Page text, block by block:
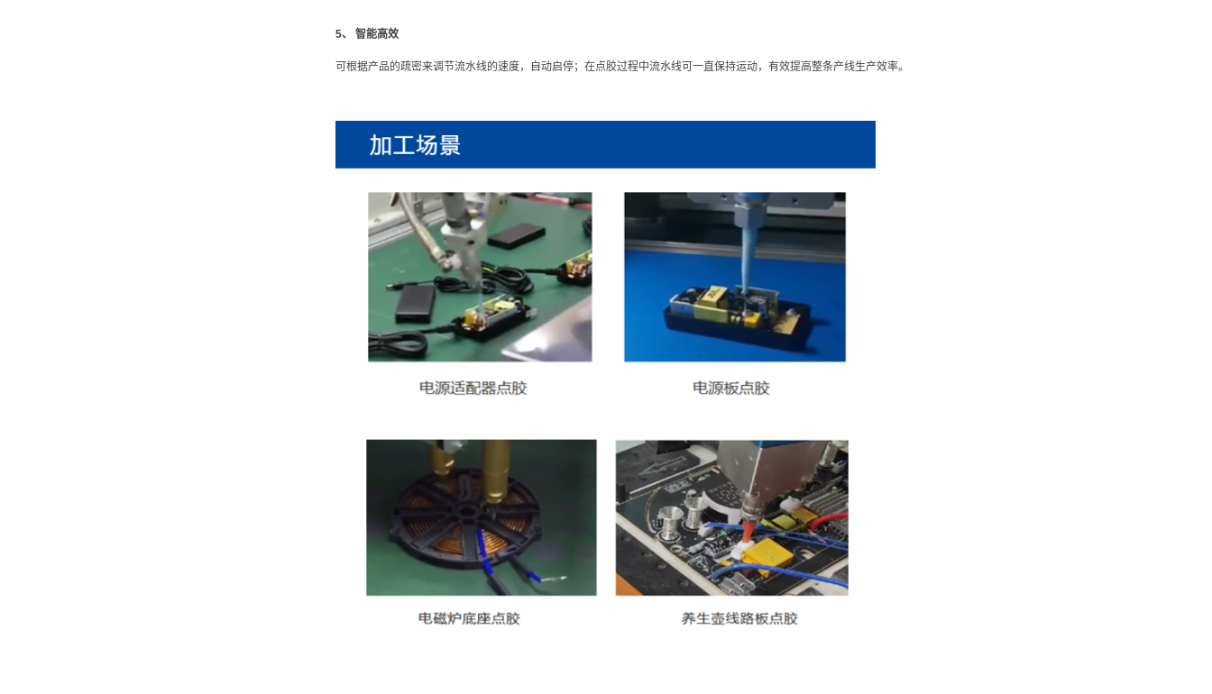
5、 智能高效
可根据产品的疏密来调节流水线的速度，自动启停；在点胶过程中流水线可一直保持运动，有效提高整条产线生产效率。